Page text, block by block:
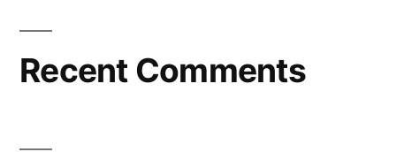
Recent Comments